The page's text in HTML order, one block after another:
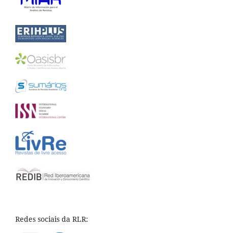
Redes sociais da RLR: